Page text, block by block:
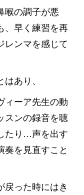
喉の調子が悪
、早く練習を再
レンマを感じて
あり、
ィーア先生の動
スンの録音を聴
たり…声を出す
奏を見直すこと
戻った時にはき